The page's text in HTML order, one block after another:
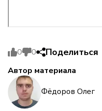
0 0 Поделиться
Автор материала
Фёдоров Олег